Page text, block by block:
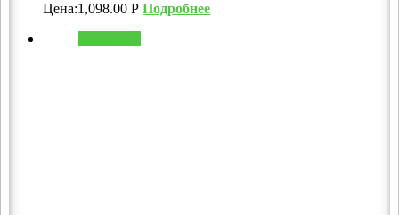
Цена:1,098.00 Р Подробнее